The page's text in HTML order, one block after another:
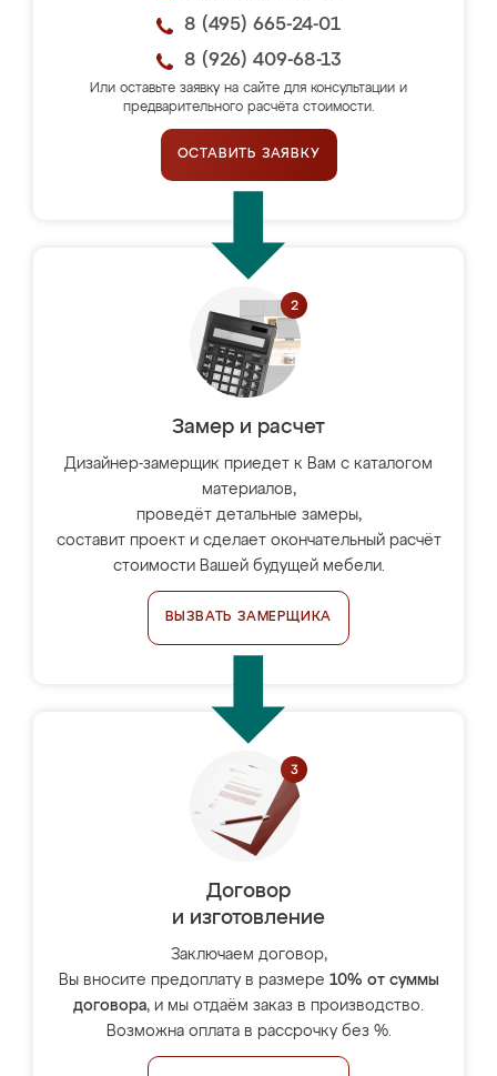
8 (495) 665-24-01
8 (926) 409-68-13
Или оставьте заявку на сайте для консультации и
предварительного расчёта стоимости.
ОСТАВИТЬ ЗАЯВКУ
Замер и расчет
Дизайнер-замерщик приедет к Вам с каталогом
материалов,
проведёт детальные замеры,
составит проект и сделает окончательный расчёт
стоимости Вашей будущей мебели.
ВЫЗВАТЬ ЗАМЕРЩИКА
Договор
и изготовление
Заключаем договор,
Вы вносите предоплату в размере 10% от суммы
договора, и мы отдаём заказ в производство.
Возможна оплата в рассрочку без %.